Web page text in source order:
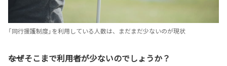
「同行援護制度」を利用している人数は、まだまだ少ないのが現状
――なぜそこまで利用者が少ないのでしょうか？